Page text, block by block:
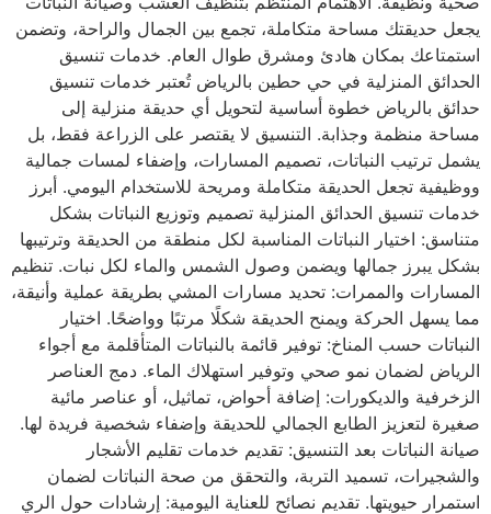
يجعل حديقتك مساحة متكاملة، تجمع بين الجمال والراحة، وتضمن
استمتاعك بمكان هادئ ومشرق طوال العام. خدمات تنسيق
الحدائق المنزلية في حي حطين بالرياض تُعتبر خدمات تنسيق
حدائق بالرياض خطوة أساسية لتحويل أي حديقة منزلية إلى
مساحة منظمة وجذابة. التنسيق لا يقتصر على الزراعة فقط، بل
يشمل ترتيب النباتات، تصميم المسارات، وإضفاء لمسات جمالية
ووظيفية تجعل الحديقة متكاملة ومريحة للاستخدام اليومي. أبرز
خدمات تنسيق الحدائق المنزلية تصميم وتوزيع النباتات بشكل
متناسق: اختيار النباتات المناسبة لكل منطقة من الحديقة وترتيبها
بشكل يبرز جمالها ويضمن وصول الشمس والماء لكل نبات. تنظيم
المسارات والممرات: تحديد مسارات المشي بطريقة عملية وأنيقة،
مما يسهل الحركة ويمنح الحديقة شكلًا مرتبًا وواضحًا. اختيار
النباتات حسب المناخ: توفير قائمة بالنباتات المتأقلمة مع أجواء
الرياض لضمان نمو صحي وتوفير استهلاك الماء. دمج العناصر
الزخرفية والديكورات: إضافة أحواض، تماثيل، أو عناصر مائية
صغيرة لتعزيز الطابع الجمالي للحديقة وإضفاء شخصية فريدة لها.
صيانة النباتات بعد التنسيق: تقديم خدمات تقليم الأشجار
والشجيرات، تسميد التربة، والتحقق من صحة النباتات لضمان
استمرار حيويتها. تقديم نصائح للعناية اليومية: إرشادات حول الري